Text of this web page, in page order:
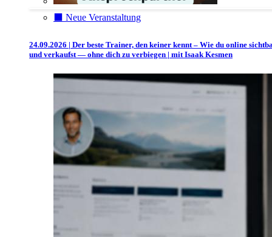
⬛️ Neue Veranstaltung
24.09.2026 | Der beste Trainer, den keiner kennt – Wie du online
und verkaufst — ohne dich zu verbiegen | mit Isaak Kesmen